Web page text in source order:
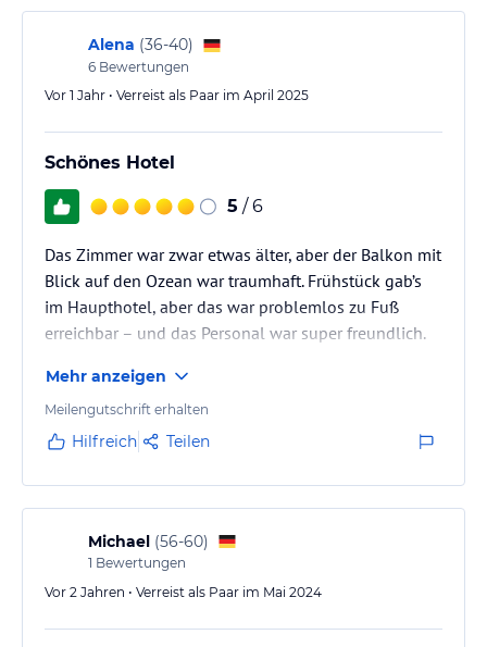
Shows und einer Diskothek für beste Unterhaltung. Die Rezeption
des Pestana Casino Park ist für Sie 24 Stunden am Tag erreichbar.
ohne Gewähr und ohne Prüfung durch HolidayCheck. Bitte
jeweiligen Veranstalters.
Alena (36-40)
6 Bewertungen
Vor 1 Jahr • Verreist als Paar im April 2025
Schönes Hotel
5 / 6
Das Zimmer war zwar etwas älter, aber der Balkon mit
Blick auf den Ozean war traumhaft. Frühstück gab’s
im Haupthotel, aber das war problemlos zu Fuß
erreichbar – und das Personal war super freundlich.
Mehr anzeigen
Meilengutschrift erhalten
Hilfreich Teilen
Michael (56-60)
1 Bewertungen
Vor 2 Jahren • Verreist als Paar im Mai 2024